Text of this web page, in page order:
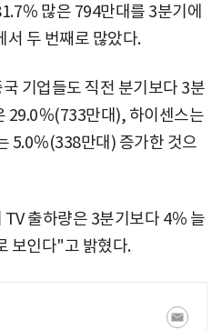
％ 많은 794만대를 3분기에
서 두 번째로 많았다.
기업들도 직전 분기보다 3분
29.0％(733만대), 하이센스는
5.0％(338만대) 증가한 것으
출하량은 3분기보다 4％ 늘
보인다"고 밝혔다.